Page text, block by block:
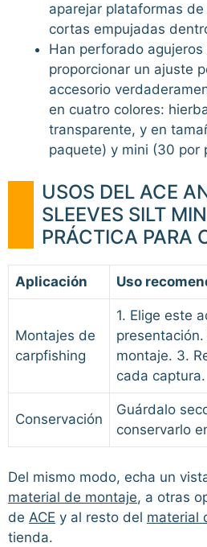
aparejar plataformas
cortas empujadas
Han perforado
proporcionar un ajuste
accesorio
en cuatro colores:
transparente, y en
paquete) y mini (30 por
USOS DEL ACE
SLEEVES SILT
PRÁCTICA PARA
Aplicación Uso
Montajes de
carpfishing
1. Elige este
montaje. 3.
cada captura.
Conservación
Guárdalo
conservarlo
Del mismo modo, echa un
material de montaje, a otras
de ACE y al resto del material
tienda.